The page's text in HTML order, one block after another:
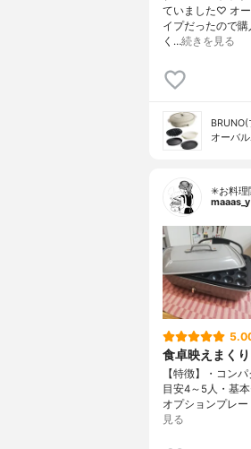
ていました♡ オ
イプだったので
く…続きを見る
オーバ
✳お料理
maaas_y
食卓映えまく
【特徴】・コン
目安4～5人・基
オプションプレ
見る